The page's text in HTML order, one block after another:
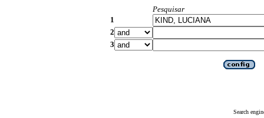
Pesquisar
1
2
3
Search